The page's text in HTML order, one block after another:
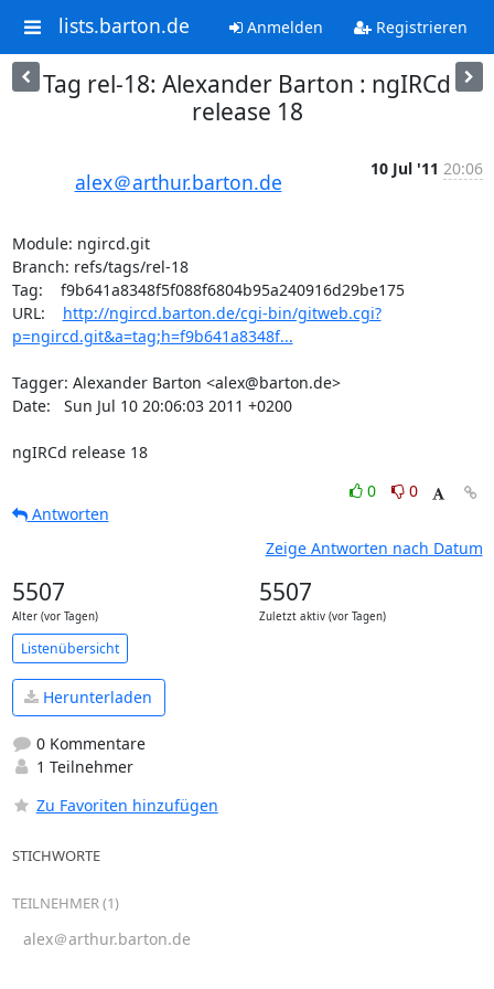
lists.barton.de Anmelden Registrieren
Tag rel-18: Alexander Barton : ngIRCd
release 18
alex＠arthur.barton.de
10 Jul '11 20:06
Module: ngircd.git
Branch: refs/tags/rel-18
Tag:    f9b641a8348f5f088f6804b95a240916d29be175
URL: http://ngircd.barton.de/cgi-bin/gitweb.cgi?
p=ngircd.git&a=tag;h=f9b641a8348f...
Tagger: Alexander Barton <alex@barton.de>
Date:   Sun Jul 10 20:06:03 2011 +0200
ngIRCd release 18
0
0
Antworten
Zeige Antworten nach Datum
5507
Alter (vor Tagen)
5507
Zuletzt aktiv (vor Tagen)
Listenübersicht
Herunterladen
0 Kommentare
1 Teilnehmer
Zu Favoriten hinzufügen
STICHWORTE
TEILNEHMER (1)
alex＠arthur.barton.de